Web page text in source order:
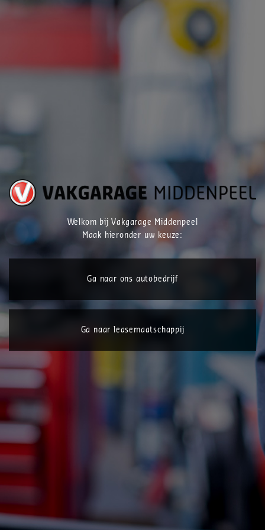
Welkom bij Vakgarage Middenpeel
Maak hieronder uw keuze:
Ga naar ons autobedrijf
Ga naar leasemaatschappij